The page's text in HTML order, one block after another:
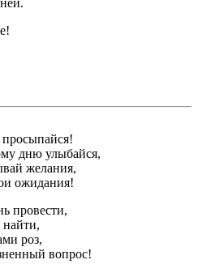
дню улыбайся,
желания,
ожидания!
провести,
найти,
роз,
вопрос!